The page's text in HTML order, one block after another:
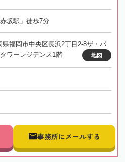
坂駅」徒歩7分
県福岡市中央区長浜2丁目2-8ザ・パ
ワーレジデンス1階
地図
事務所にメールする